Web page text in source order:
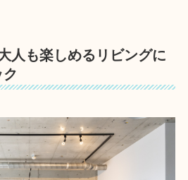
人も楽しめるリビングに